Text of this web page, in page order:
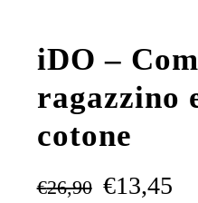
iDO –
ragazzino
cotone
€26,90 €13,45